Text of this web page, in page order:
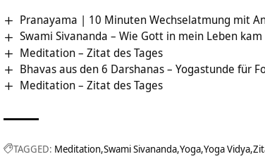
Pranayama | 10 Minuten Wechselatmung mit
Swami Sivananda – Wie Gott in mein Leben kam
Meditation – Zitat des Tages
Bhavas aus den 6 Darshanas – Yogastunde für
Meditation – Zitat des Tages
TAGGED: Meditation Swami Sivananda Yoga Yoga Vidya